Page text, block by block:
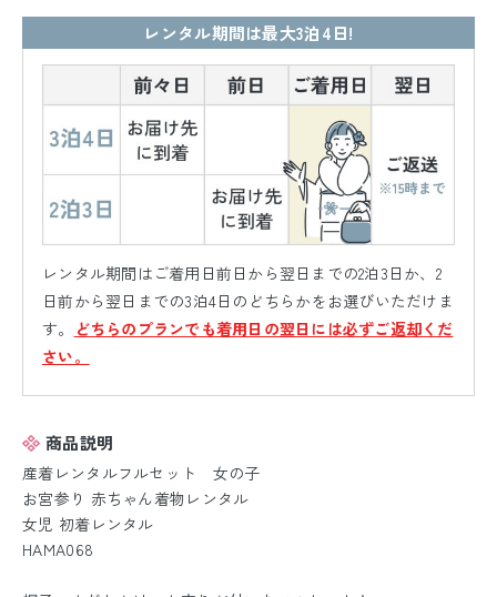
レンタル期間は最大3泊4日!
レンタル期間はご着用日前日から翌日までの2泊3日か、2
日前から翌日までの3泊4日のどちらかをお選びいただけま
す。
どちらのプランでも着用日の翌日には必ずご返却くだ
さい。
商品説明
産着レンタルフルセット 女の子
お宮参り 赤ちゃん着物レンタル
女児 初着レンタル
HAMA068